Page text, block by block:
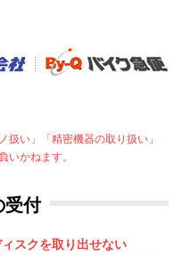
い」「精密機器の取り扱い」
いかねます。
受付
スクを取り出せない